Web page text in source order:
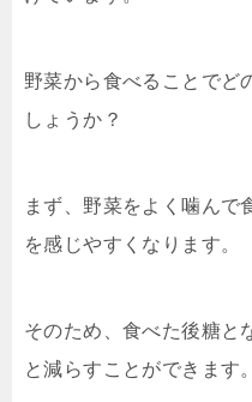
野菜から食べることでど
しょうか？
まず、野菜をよく噛んで
を感じやすくなります。
そのため、食べた後糖と
と減らすことができます。